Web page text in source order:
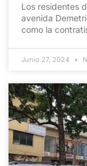
Los residentes
avenida
como la
Junio 27, 2024